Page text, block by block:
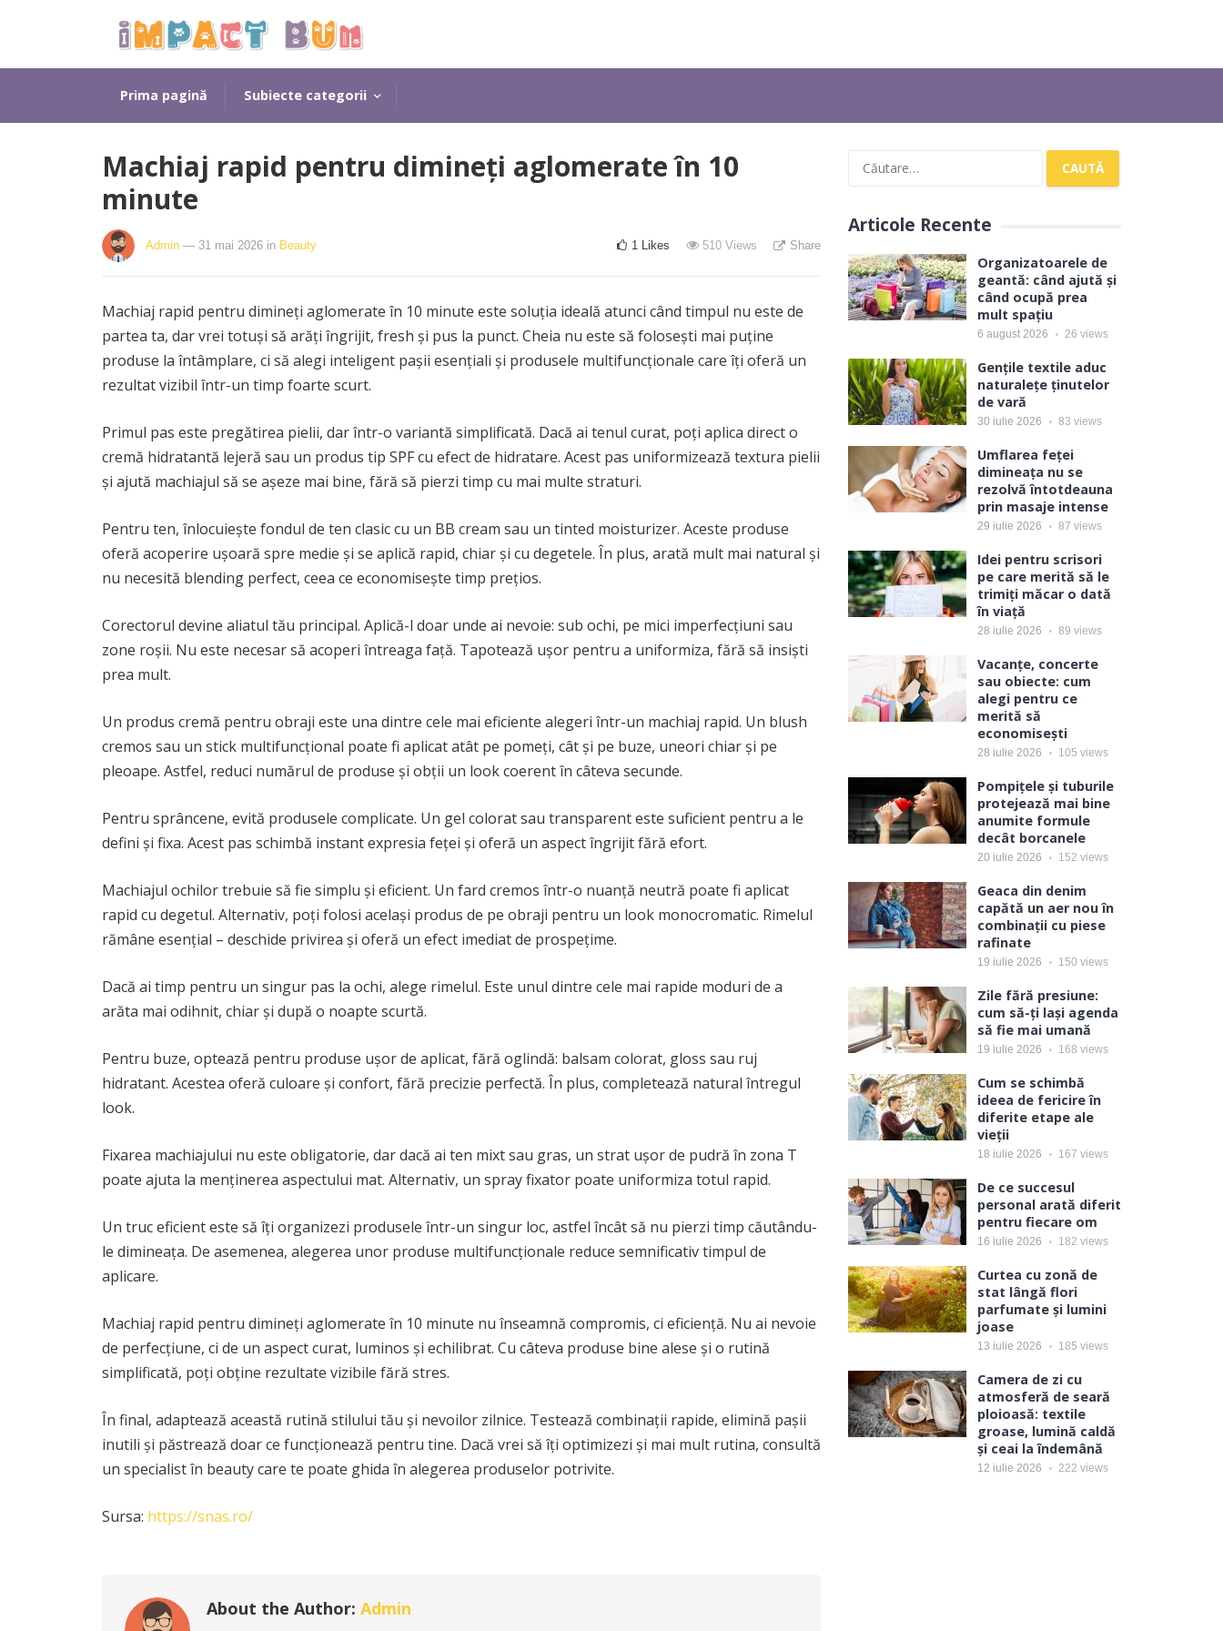
Prima pagină Subiecte categorii
Machiaj rapid pentru dimineți aglomerate în 10
minute
Admin — 31 mai 2026 in Beauty 1 Likes 510 Views Share
Machiaj rapid pentru dimineți aglomerate în 10 minute este soluția ideală atunci când timpul nu este de
partea ta, dar vrei totuși să arăți îngrijit, fresh și pus la punct. Cheia nu este să folosești mai puține
produse la întâmplare, ci să alegi inteligent pașii esențiali și produsele multifuncționale care îți oferă un
rezultat vizibil într-un timp foarte scurt.
Primul pas este pregătirea pielii, dar într-o variantă simplificată. Dacă ai tenul curat, poți aplica direct o
cremă hidratantă lejeră sau un produs tip SPF cu efect de hidratare. Acest pas uniformizează textura pielii
și ajută machiajul să se așeze mai bine, fără să pierzi timp cu mai multe straturi.
Pentru ten, înlocuiește fondul de ten clasic cu un BB cream sau un tinted moisturizer. Aceste produse
oferă acoperire ușoară spre medie și se aplică rapid, chiar și cu degetele. În plus, arată mult mai natural și
nu necesită blending perfect, ceea ce economisește timp prețios.
Corectorul devine aliatul tău principal. Aplică-l doar unde ai nevoie: sub ochi, pe mici imperfecțiuni sau
zone roșii. Nu este necesar să acoperi întreaga față. Tapotează ușor pentru a uniformiza, fără să insiști
prea mult.
Un produs cremă pentru obraji este una dintre cele mai eficiente alegeri într-un machiaj rapid. Un blush
cremos sau un stick multifuncțional poate fi aplicat atât pe pomeți, cât și pe buze, uneori chiar și pe
pleoape. Astfel, reduci numărul de produse și obții un look coerent în câteva secunde.
Pentru sprâncene, evită produsele complicate. Un gel colorat sau transparent este suficient pentru a le
defini și fixa. Acest pas schimbă instant expresia feței și oferă un aspect îngrijit fără efort.
Machiajul ochilor trebuie să fie simplu și eficient. Un fard cremos într-o nuanță neutră poate fi aplicat
rapid cu degetul. Alternativ, poți folosi același produs de pe obraji pentru un look monocromatic. Rimelul
rămâne esențial – deschide privirea și oferă un efect imediat de prospețime.
Dacă ai timp pentru un singur pas la ochi, alege rimelul. Este unul dintre cele mai rapide moduri de a
arăta mai odihnit, chiar și după o noapte scurtă.
Pentru buze, optează pentru produse ușor de aplicat, fără oglindă: balsam colorat, gloss sau ruj
hidratant. Acestea oferă culoare și confort, fără precizie perfectă. În plus, completează natural întregul
look.
Fixarea machiajului nu este obligatorie, dar dacă ai ten mixt sau gras, un strat ușor de pudră în zona T
poate ajuta la menținerea aspectului mat. Alternativ, un spray fixator poate uniformiza totul rapid.
Un truc eficient este să îți organizezi produsele într-un singur loc, astfel încât să nu pierzi timp căutându-
le dimineața. De asemenea, alegerea unor produse multifuncționale reduce semnificativ timpul de
aplicare.
Machiaj rapid pentru dimineți aglomerate în 10 minute nu înseamnă compromis, ci eficiență. Nu ai nevoie
de perfecțiune, ci de un aspect curat, luminos și echilibrat. Cu câteva produse bine alese și o rutină
simplificată, poți obține rezultate vizibile fără stres.
În final, adaptează această rutină stilului tău și nevoilor zilnice. Testează combinații rapide, elimină pașii
inutili și păstrează doar ce funcționează pentru tine. Dacă vrei să îți optimizezi și mai mult rutina, consultă
un specialist în beauty care te poate ghida în alegerea produselor potrivite.
Sursa: https://snas.ro/
About the Author: Admin
Caută
Articole Recente
Organizatoarele de
geantă: când ajută și
când ocupă prea
mult spațiu
6 august 2026 26 views
Gențile textile aduc
naturalețe ținutelor
de vară
30 iulie 2026 83 views
Umflarea feței
dimineața nu se
rezolvă întotdeauna
prin masaje intense
29 iulie 2026 87 views
Idei pentru scrisori
pe care merită să le
trimiți măcar o dată
în viață
28 iulie 2026 89 views
Vacanțe, concerte
sau obiecte: cum
alegi pentru ce
merită să
economisești
28 iulie 2026 105 views
Pompițele și tuburile
protejează mai bine
anumite formule
decât borcanele
20 iulie 2026 152 views
Geaca din denim
capătă un aer nou în
combinații cu piese
rafinate
19 iulie 2026 150 views
Zile fără presiune:
cum să-ți lași agenda
să fie mai umană
19 iulie 2026 168 views
Cum se schimbă
ideea de fericire în
diferite etape ale
vieții
18 iulie 2026 167 views
De ce succesul
personal arată diferit
pentru fiecare om
16 iulie 2026 182 views
Curtea cu zonă de
stat lângă flori
parfumate și lumini
joase
13 iulie 2026 185 views
Camera de zi cu
atmosferă de seară
ploioasă: textile
groase, lumină caldă
și ceai la îndemână
12 iulie 2026 222 views